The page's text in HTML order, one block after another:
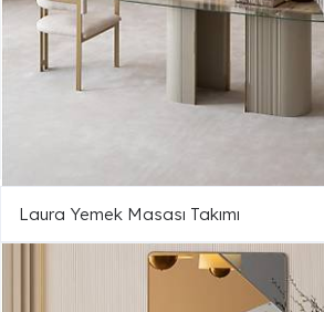
Laura Yemek Masası Takımı